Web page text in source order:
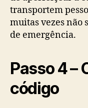
transportem
muitas vezes não
de emergência.
Passo 4 –
código